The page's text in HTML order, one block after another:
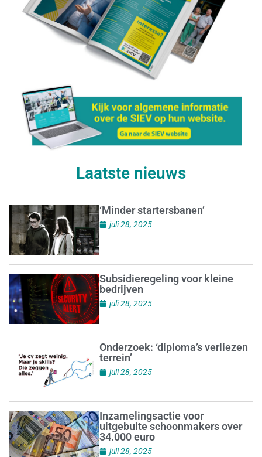
Laatste nieuws
‘Minder startersbanen’
juli 28, 2025
Subsidieregeling voor kleine
bedrijven
juli 28, 2025
Onderzoek: ‘diploma’s verliezen
terrein’
juli 28, 2025
Inzamelingsactie voor
uitgebuite schoonmakers over
34.000 euro
juli 28, 2025